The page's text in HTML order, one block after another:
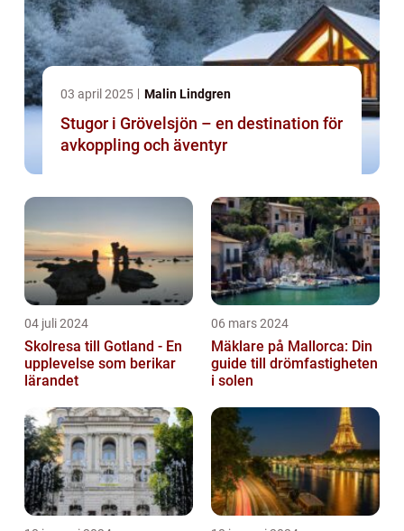
03 april 2025 Malin Lindgren
Stugor i Grövelsjön – en destination för
avkoppling och äventyr
04 juli 2024
Skolresa till Gotland - En
upplevelse som berikar
lärandet
06 mars 2024
Mäklare på Mallorca: Din
guide till drömfastigheten
i solen